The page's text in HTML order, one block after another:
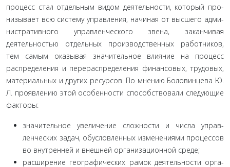
процесс стал отдельным видом деятельности, который про­
низывает всю систему управления, начиная от высшего адми­
нистративного управленческого звена, заканчивая
деятельно­стью отдельных производственных работников,
тем самым оказывая значительное влияние на процесс
распределения и перераспределения финансовых, трудовых,
материальных и других ресурсов. По мнению Боловинцева Ю.
Л. проявлению этой особенности способствовали следующие
факторы:
значительное увеличение сложности и числа управ­
ленческих задач, обусловленных изменениями процессов
во внутренней и внешней организационной среде;
расширение географических рамок деятельности орга­